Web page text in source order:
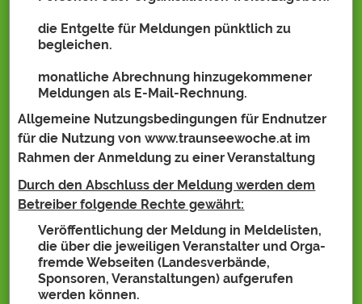
die Entgelte für Meldungen pünktlich zu
begleichen.
monatliche Abrechnung hinzugekommener
Meldungen als E-Mail-Rechnung.
Allgemeine Nutzungsbedingungen für Endnutzer
für die Nutzung von www.traunseewoche.at im
Rahmen der Anmeldung zu einer Veranstaltung
Durch den Abschluss der Meldung werden dem
Betreiber folgende Rechte gewährt:
Veröffentlichung der Meldung in Meldelisten,
die über die jeweiligen Veranstalter und Orga-
fremde Webseiten (Landesverbände,
Sponsoren, Veranstaltungen) aufgerufen
werden können.